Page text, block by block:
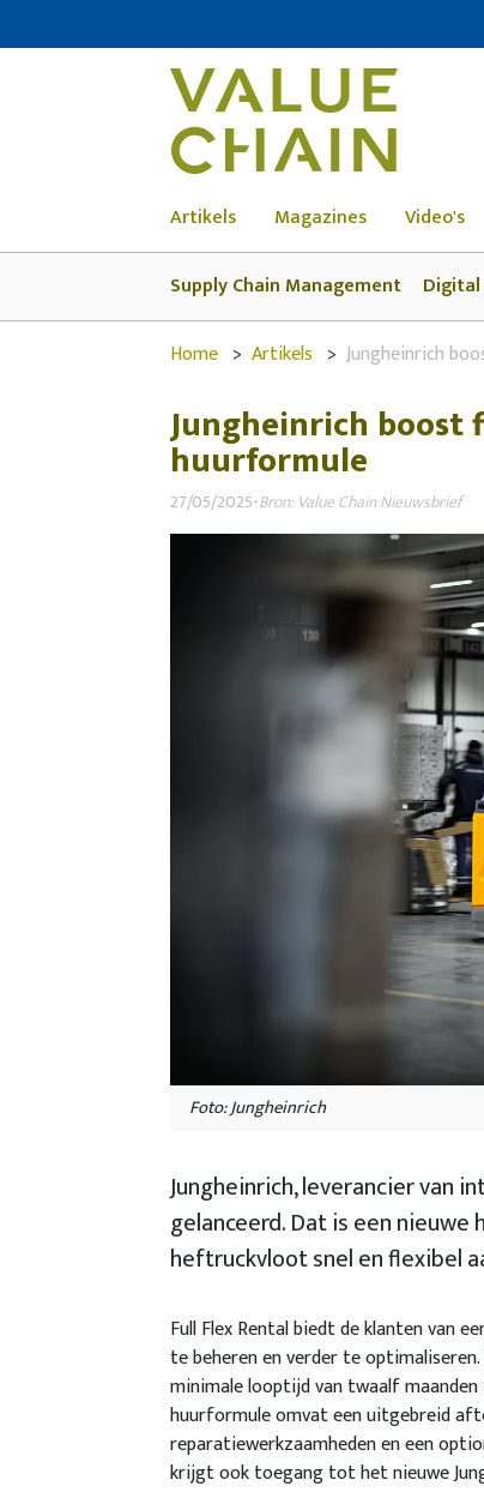
Artikels Magazines Video's
Supply Chain Management
Home Artikels Jungheinrich
Jungheinrich
huurformule
27/05/2025-Bron: Value Chain Nieuwsbrief
Foto: Jungheinrich
Jungheinrich, leverancier van
gelanceerd. Dat is een nieuwe
heftruckvloot snel en flexibel
Full Flex Rental biedt de klanten van
te beheren en verder te
minimale looptijd van twaalf
huurformule omvat een uitgebreid
reparatiewerkzaamheden en een
krijgt ook toegang tot het nieuwe